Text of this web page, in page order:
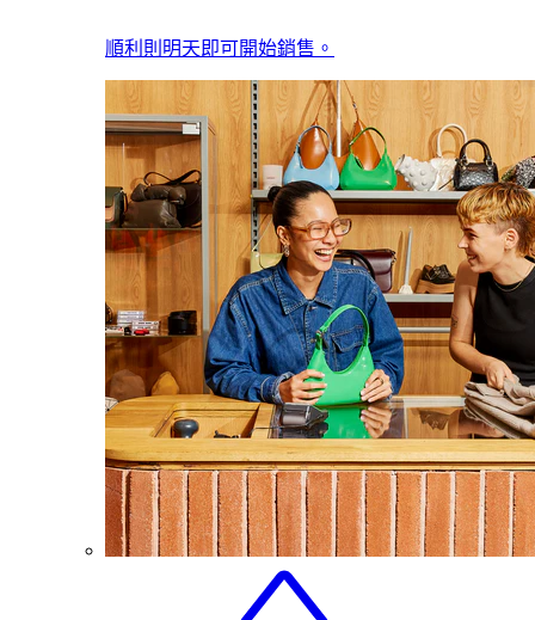
順利則明天即可開始銷售。